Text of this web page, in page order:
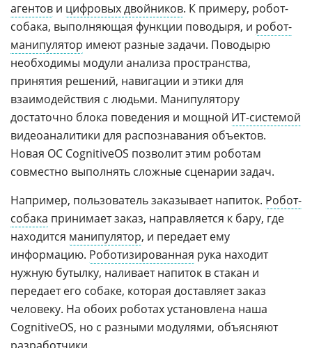
агентов и цифровых двойников. К примеру, робот-
собака, выполняющая функции поводыря, и робот-
манипулятор имеют разные задачи. Поводырю
необходимы модули анализа пространства,
принятия решений, навигации и этики для
взаимодействия с людьми. Манипулятору
достаточно блока поведения и мощной ИТ-системой
видеоаналитики для распознавания объектов.
Новая ОС CognitiveOS позволит этим роботам
совместно выполнять сложные сценарии задач.
Например, пользователь заказывает напиток. Робот-
собака принимает заказ, направляется к бару, где
находится манипулятор, и передает ему
информацию. Роботизированная рука находит
нужную бутылку, наливает напиток в стакан и
передает его собаке, которая доставляет заказ
человеку. На обоих роботах установлена наша
CognitiveOS, но с разными модулями, объясняют